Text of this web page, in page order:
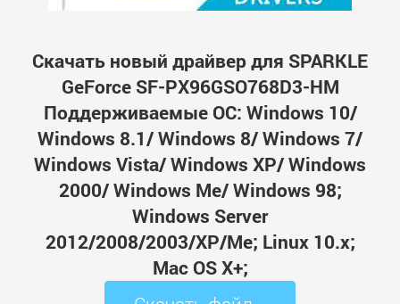
Скачать новый драйвер для SPARKLE
GeForce SF-PX96GSO768D3-HM
Поддерживаемые ОС: Windows 10/
Windows 8.1/ Windows 8/ Windows 7/
Windows Vista/ Windows XP/ Windows
2000/ Windows Me/ Windows 98;
Windows Server
2012/2008/2003/XP/Me; Linux 10.x;
Mac OS X+;